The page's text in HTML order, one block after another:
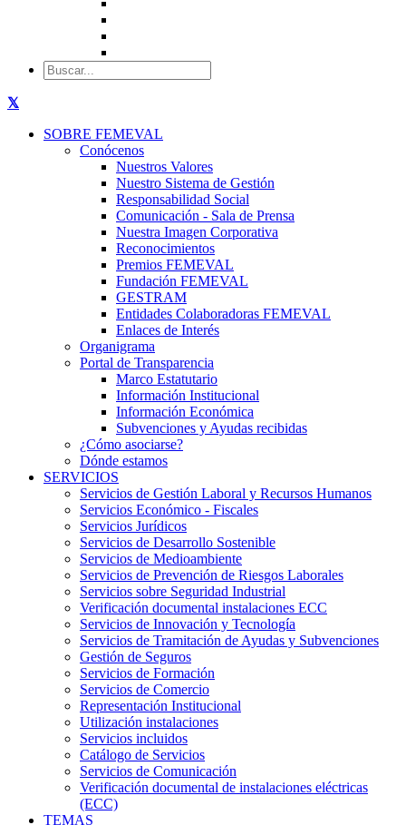
SOBRE FEMEVAL
Conócenos
Nuestros Valores
Nuestro Sistema de Gestión
Responsabilidad Social
Comunicación - Sala de Prensa
Nuestra Imagen Corporativa
Reconocimientos
Premios FEMEVAL
Fundación FEMEVAL
GESTRAM
Entidades Colaboradoras FEMEVAL
Enlaces de Interés
Organigrama
Portal de Transparencia
Marco Estatutario
Información Institucional
Información Económica
Subvenciones y Ayudas recibidas
¿Cómo asociarse?
Dónde estamos
SERVICIOS
Servicios de Gestión Laboral y Recursos Humanos
Servicios Económico - Fiscales
Servicios Jurídicos
Servicios de Desarrollo Sostenible
Servicios de Medioambiente
Servicios de Prevención de Riesgos Laborales
Servicios sobre Seguridad Industrial
Verificación documental instalaciones ECC
Servicios de Innovación y Tecnología
Servicios de Tramitación de Ayudas y Subvenciones
Gestión de Seguros
Servicios de Formación
Servicios de Comercio
Representación Institucional
Utilización instalaciones
Servicios incluidos
Catálogo de Servicios
Servicios de Comunicación
Verificación documental de instalaciones eléctricas
(ECC)
TEMAS